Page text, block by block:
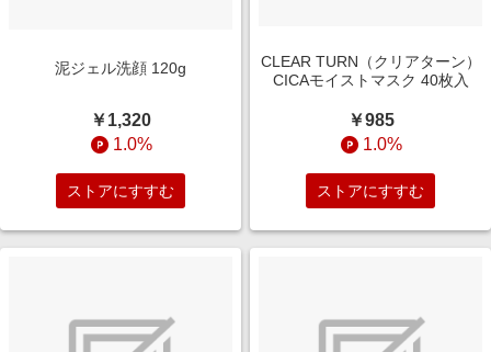
泥ジェル洗顔 120g
￥1,320
1.0%
ストアにすすむ
CLEAR TURN（クリアターン）
CICAモイストマスク 40枚入
￥985
1.0%
ストアにすすむ